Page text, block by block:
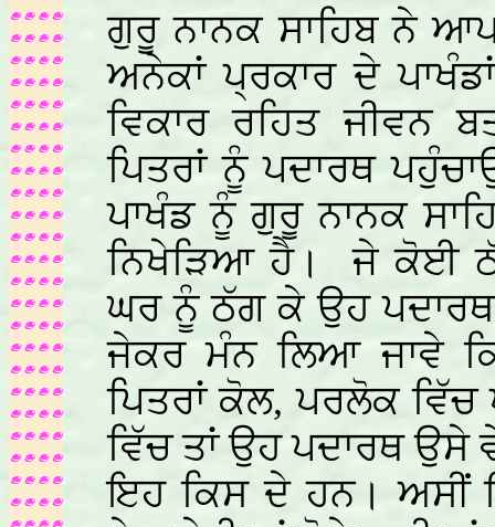
ਗੁਰੂ ਨਾਨਕ ਸਾਹਿਬ ਨੇ
ਅਨੇਕਾਂ ਪ੍ਰਕਾਰ ਦੇ
ਵਿਕਾਰ ਰਹਿਤ ਜੀਵਨ
ਪਿਤਰਾਂ ਨੂੰ ਪਦਾਰਥ
ਪਾਖੰਡ ਨੂੰ ਗੁਰੂ ਨਾਨਕ
ਨਿਖੇੜਿਆ ਹੈ।
ਜੇ ਕੋਈ
ਘਰ ਨੂੰ ਠੱਗ ਕੇ ਉਹ
ਜੇਕਰ ਮੰਨ ਲਿਆ ਜਾਵੇ
ਪਿਤਰਾਂ ਕੋਲ, ਪਰਲੋਕ
ਵਿੱਚ ਤਾਂ ਉਹ ਪਦਾਰਥ ਉਸੇ
ਇਹ ਕਿਸ ਦੇ ਹਨ। ਅਸੀਂ